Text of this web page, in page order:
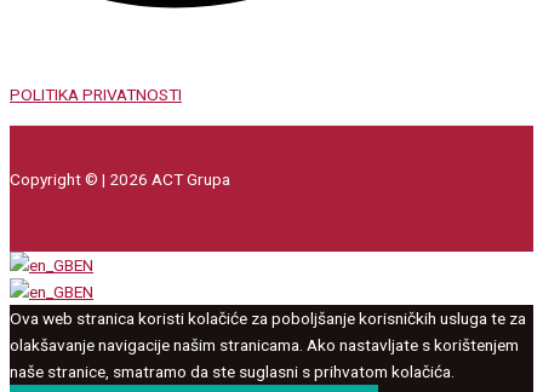
POLITIKA PRIVATNOSTI
Copyright © | 2026 ACT Grupa
EN
EN
Ova web stranica koristi kolačiće za poboljšanje korisničkih usluga te za
olakšavanje navigacije našim stranicama. Ako nastavljate s korištenjem
naše stranice, smatramo da ste suglasni s prihvatom kolačića.